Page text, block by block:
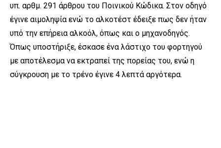
υπ. αρθμ. 291 άρθρου του Ποινικού Κώδικα. Στον οδηγό
έγινε αιμοληψία ενώ το αλκοτέστ έδειξε πως δεν ήταν
υπό την επήρεια αλκοόλ, όπως και ο μηχανοδηγός.
Όπως υποστήριξε, έσκασε ένα λάστιχο του φορτηγού
με αποτέλεσμα να εκτραπεί της πορείας του, ενώ η
σύγκρουση με το τρένο έγινε 4 λεπτά αργότερα.